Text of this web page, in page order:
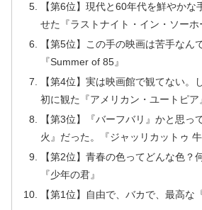
【第6位】現代と60年代を鮮やかな
せた『ラストナイト・イン・ソーホ
【第5位】この手の映画は苦手なん
『Summer of 85』
【第4位】実は映画館で観てない。
初に観た『アメリカン・ユートピア
【第3位】『バーフバリ』かと思っ
火』だった。『ジャッリカットゥ 牛
【第2位】青春の色ってどんな色？
『少年の君』
【第1位】自由で、バカで、最高な